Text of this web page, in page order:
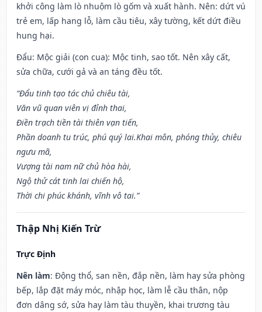
khởi công làm lò nhuộm lò gốm và xuất hành. Nên: dứt vú
trẻ em, lấp hang lỗ, làm cầu tiêu, xây tường, kết dứt điều
hung hại.
Đẩu: Mộc giải (con cua): Mộc tinh, sao tốt. Nên xây cất,
sửa chữa, cưới gả và an táng đều tốt.
“Đẩu tinh tạo tác chủ chiêu tài,
Văn vũ quan viên vị đỉnh thai,
Điền trạch tiền tài thiên vạn tiến,
Phần doanh tu trúc, phú quý lai.Khai môn, phóng thủy, chiêu
ngưu mã,
Vượng tài nam nữ chủ hòa hài,
Ngộ thử cát tinh lai chiến hộ,
Thời chi phúc khánh, vĩnh vô tai.”
Thập Nhị Kiến Trừ
Trực Định
Nên làm: Động thổ, san nền, đắp nền, làm hay sửa phòng
bếp, lắp đặt máy móc, nhập học, làm lễ cầu thân, nộp
đơn dâng sớ, sửa hay làm tàu thuyền, khai trương tàu